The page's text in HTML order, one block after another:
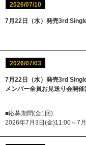
2026/07/10
7月22日（水）発売3rd
2026/07/03
7月22日（水）発売3rd
メンバー全員お見送り会開催
■応募期間(全1回)
2026年7月3日(金)11:00～7